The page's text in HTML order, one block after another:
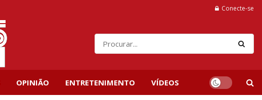
Conecte-se
OPINIÃO ENTRETENIMENTO VÍDEOS